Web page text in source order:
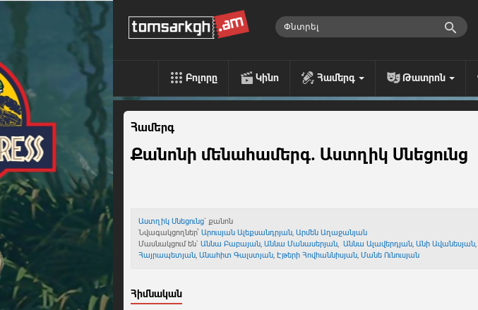
Բոլորը Կինո Համերգ Թատրոն
Համերգ
Քանոնի մենահամերգ. Աստղիկ Սնեցունց
Աստղիկ Սնեցունց` քանոն
Նվագակցողներ՝ Արուսյան Ալեքսանդրյան, Արմեն Աղաջանյան
Մասնակցում են` Աննա Բաբայան, Աննա Մանասերյան, Աննա Ալավերդյան, Անի Ավանեսյան,
Հայրապետյան, Անահիտ Գալստյան, Էթերի Հովհաննիսյան, Մանե Ունուսյան
Հիմնական